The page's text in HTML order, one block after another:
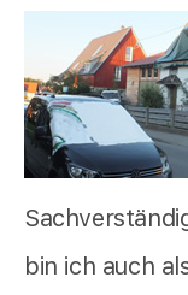
bin ich auch